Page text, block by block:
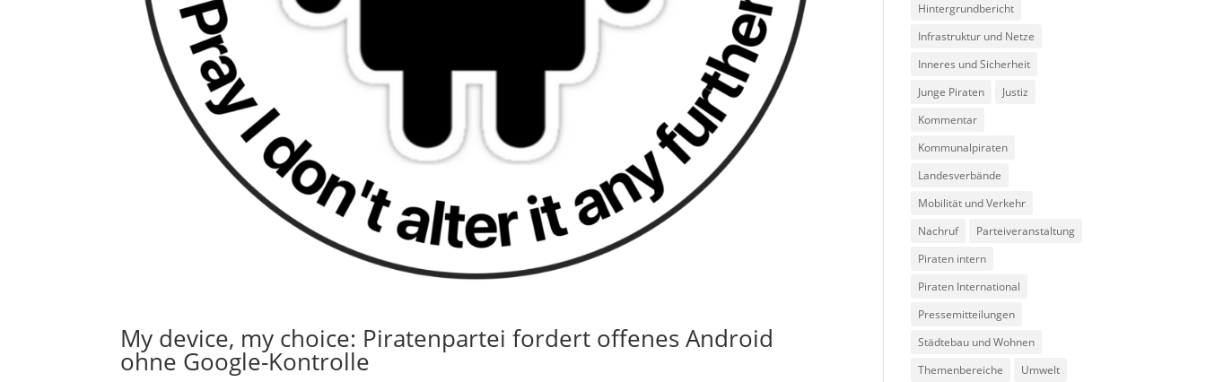
My device, my choice: Piratenpartei fordert offenes Android
ohne Google-Kontrolle
Hintergrundbericht
Infrastruktur und Netze
Inneres und Sicherheit
Junge Piraten
Justiz
Kommentar
Kommunalpiraten
Landesverbände
Mobilität und Verkehr
Nachruf
Parteiveranstaltung
Piraten intern
Piraten International
Pressemitteilungen
Städtebau und Wohnen
Themenbereiche
Umwelt